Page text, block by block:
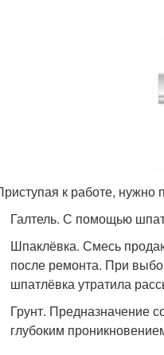
к работе,
Галтель. С помощью
Шпаклёвка. Смесь
после ремонта. При
шпатлёвка утратила
Грунт. Предназначение
глубоким